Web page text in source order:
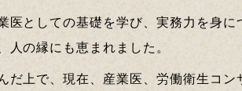
医としての基礎を学び、実務力を身
人の縁にも恵まれました。
だ上で、現在、産業医、労働衛生コン